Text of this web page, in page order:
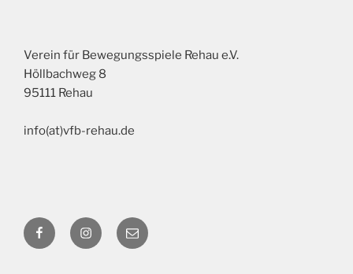
Verein für Bewegungsspiele Rehau e.V.
Höllbachweg 8
95111 Rehau
info(at)vfb-rehau.de
FacebookInstagram
E-
Mail